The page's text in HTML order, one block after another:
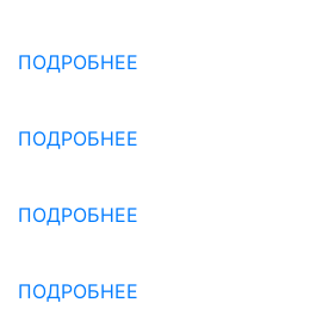
ПОДРОБНЕЕ
ПОДРОБНЕЕ
ПОДРОБНЕЕ
ПОДРОБНЕЕ